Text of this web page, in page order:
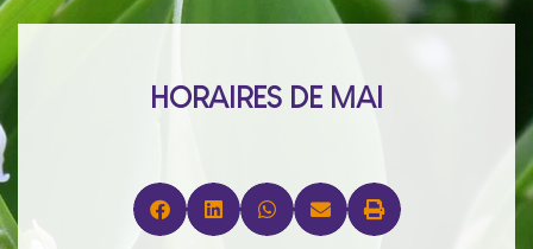
HORAIRES DE MAI